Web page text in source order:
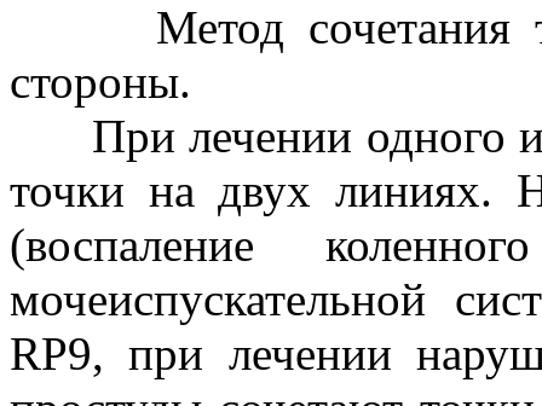
Метод сочетания
стороны.
При лечении одного
точки на двух линиях.
(воспаление
мочеиспускательной
RP9, при лечении